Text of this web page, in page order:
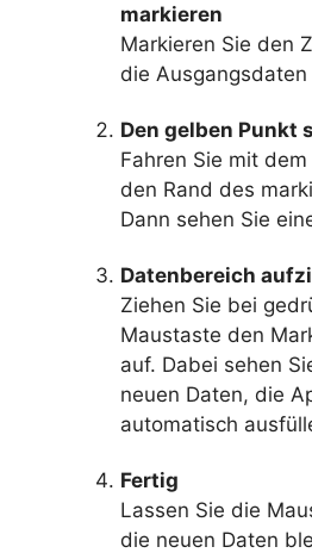
markieren
Markieren Sie den
die
Den gelben Punkt
Fahren Sie mit
den Rand des
Dann sehen Sie
Datenbereich
Ziehen Sie bei
Maustaste den
auf. Dabei sehen
neuen Daten, die
automatisch
Fertig
Lassen Sie die
die neuen Daten